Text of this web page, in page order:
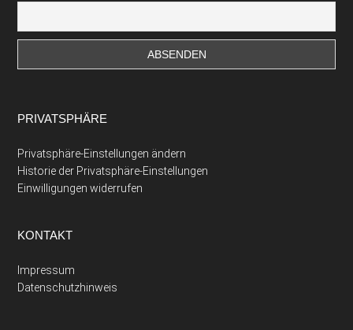
PRIVATSPHÄRE
Privatsphäre-Einstellungen ändern
Historie der Privatsphäre-Einstellungen
Einwilligungen widerrufen
KONTAKT
Impressum
Datenschutzhinweis